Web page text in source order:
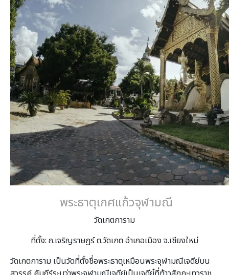
พระธาตุเกศแก้วจุฬามณี
วัดเกตการาม
ที่ตั้ง: ถ.เจริญราษฎร์ ต.วัดเกต อำเภอเมือง จ.เชียงใหม่
วัดเกตการาม เป็นวัดที่ตั้งชื่อพระธาตุเหมือนพระจุฬามณีเจดีย์บน